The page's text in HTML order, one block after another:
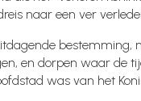
naar een ver
bestemming,
en dorpen waar de
was van het